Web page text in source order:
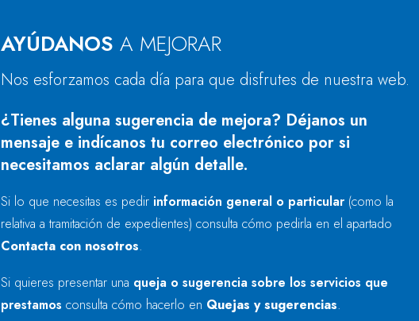
AYÚDANOS A MEJORAR
Nos esforzamos cada día para que disfrutes de nuestra web.
¿Tienes alguna sugerencia de mejora? Déjanos un
mensaje e indícanos tu correo electrónico por si
necesitamos aclarar algún detalle.
Si lo que necesitas es pedir información general o particular (como la
relativa a tramitación de expedientes) consulta cómo pedirla en el apartado
Contacta con nosotros.
Si quieres presentar una queja o sugerencia sobre los servicios que
prestamos consulta cómo hacerlo en Quejas y sugerencias.